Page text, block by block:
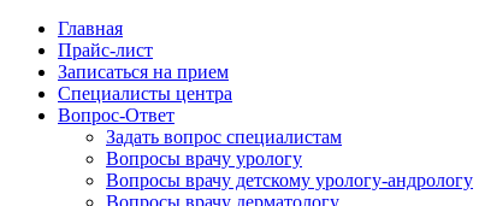
Главная
Прайс-лист
Записаться на прием
Специалисты центра
Вопрос-Ответ
Задать вопрос специалистам
Вопросы врачу урологу
Вопросы врачу детскому урологу-андрологу